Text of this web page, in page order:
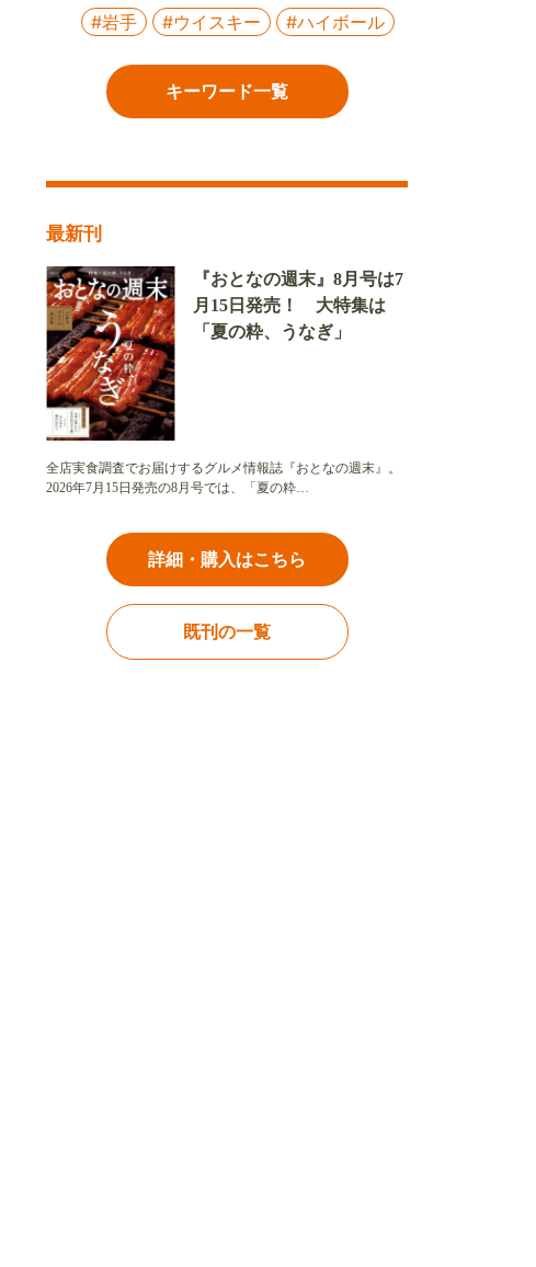
#岩手
#ウイスキー #ハイボール
キーワード一覧
最新刊
『おとなの週末』8月号は7
月15日発売！ 大特集は
「夏の粋、うなぎ」
全店実食調査でお届けするグルメ情報誌『おとなの週末』。
2026年7月15日発売の8月号では、「夏の粋…
詳細・購入はこちら
既刊の一覧